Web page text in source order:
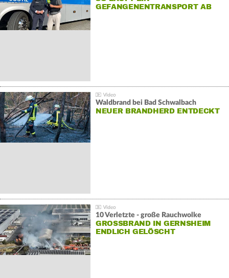
GEFANGENENTRANSPORT AB
Waldbrand bei Bad Schwalbach
NEUER BRANDHERD ENTDECKT
10 Verletzte - große Rauchwolke
GROSSBRAND IN GERNSHEIM E
NDLICH GELÖSCHT